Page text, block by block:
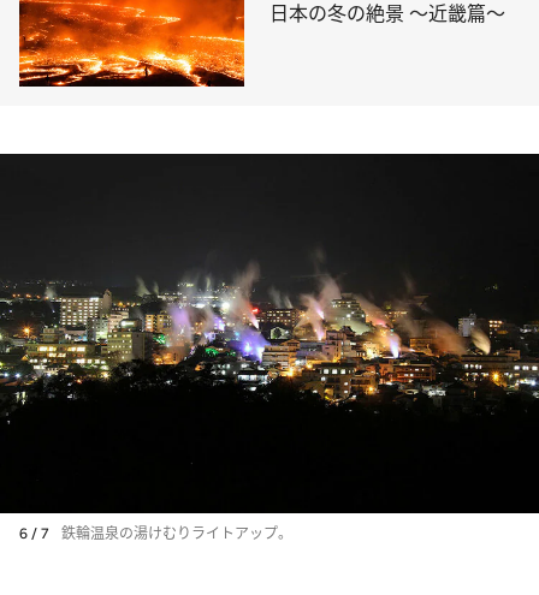
日本の冬の絶景 ～近畿篇～
6 / 7 鉄輪温泉の湯けむりライトアップ。